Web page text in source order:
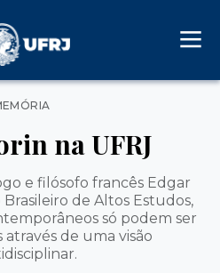
Categorias
na UFRJ
e filósofo francês Edgar
de Altos Estudos,
só podem ser
de uma visão